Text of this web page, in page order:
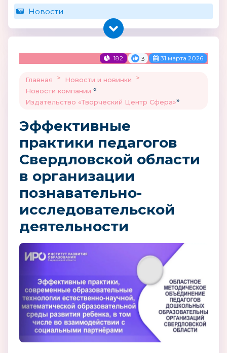
Новости
182 3 31 марта 2026
Главная > Новости и новинки
>
Новости компании «
Издательство «Творческий Центр Сфера»»
Эффективные
практики педагогов
Свердловской области
в организации
познавательно-
исследовательской
деятельности